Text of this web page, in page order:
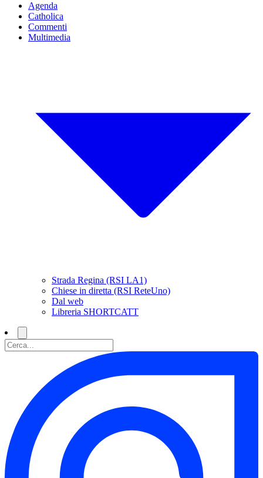
Agenda
Catholica
Commenti
Multimedia
Strada Regina (RSI LA1)
Chiese in diretta (RSI ReteUno)
Dal web
Libreria SHORTCATT